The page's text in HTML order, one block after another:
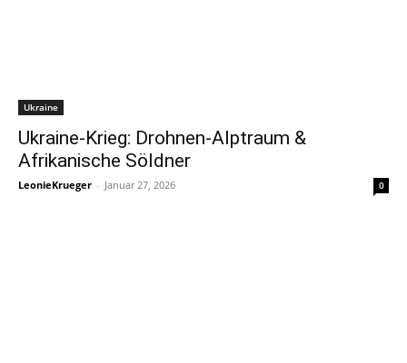
Ukraine
Ukraine-Krieg: Drohnen-Alptraum &
Afrikanische Söldner
LeonieKrueger - Januar 27, 2026 0